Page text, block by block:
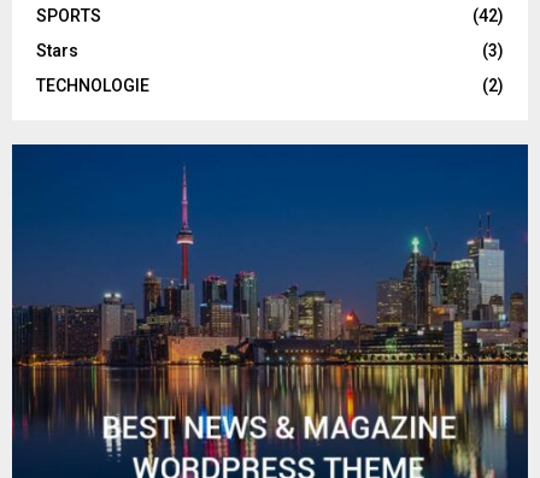
SPORTS
(42)
Stars
(3)
TECHNOLOGIE
(2)